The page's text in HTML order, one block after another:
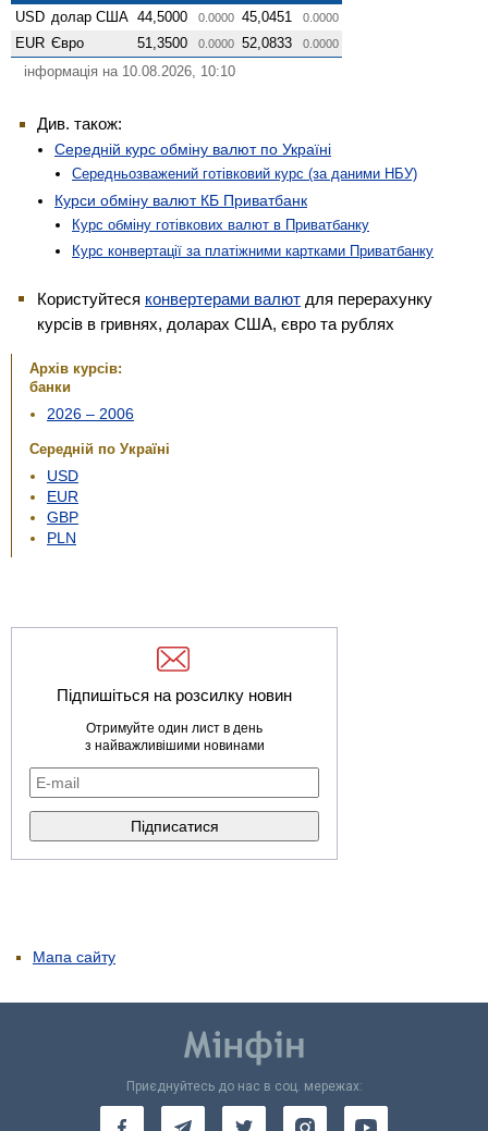
USD долар США 44,5000 0.0000 45,0451 0.0000
EUR Євро 51,3500 0.0000 52,0833 0.0000
інформація на 10.08.2026, 10:10
Див. також:
Середній курс обміну валют по Україні
Середньозважений готівковий курс (за даними НБУ)
Курси обміну валют КБ Приватбанк
Курс обміну готівкових валют в Приватбанку
Курс конвертації за платіжними картками Приватбанку
Користуйтеся конвертерами валют для перерахунку
курсів в гривнях, доларах США, євро та рублях
Архів курсів:
банки
2026 – 2006
Середній по Україні
USD
EUR
GBP
PLN
Підпишіться на розсилку новин
Отримуйте один лист в день
з найважливішими новинами
Мапа сайту
Приєднуйтесь до нас в соц. мережах: